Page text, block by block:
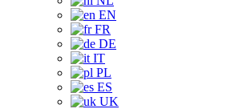
EN
FR
DE
IT
PL
ES
UK